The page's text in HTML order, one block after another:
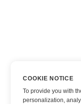
COOKIE NOTICE
To provide you with
personalization,